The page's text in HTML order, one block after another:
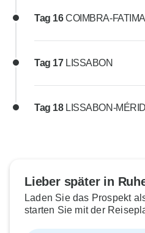
Tag 16COIMBRA-
Tag 17 LISSABON
Tag 18 LISSABON-
Lieber später in
Laden Sie das Prospekt
starten Sie mit der